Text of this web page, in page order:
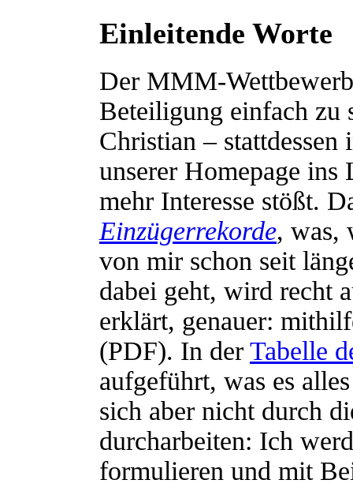
Einleitende Worte
Der MMM-
Beteiligung einfach zu
Christian –
unserer Homepage
mehr Interesse stößt.
Einzügerrekorde, was,
von mir schon seit
dabei geht, wird recht
erklärt, genauer:
(PDF). In der Tabelle
aufgeführt, was es
sich aber nicht durch
durcharbeiten: Ich
formulieren und mit